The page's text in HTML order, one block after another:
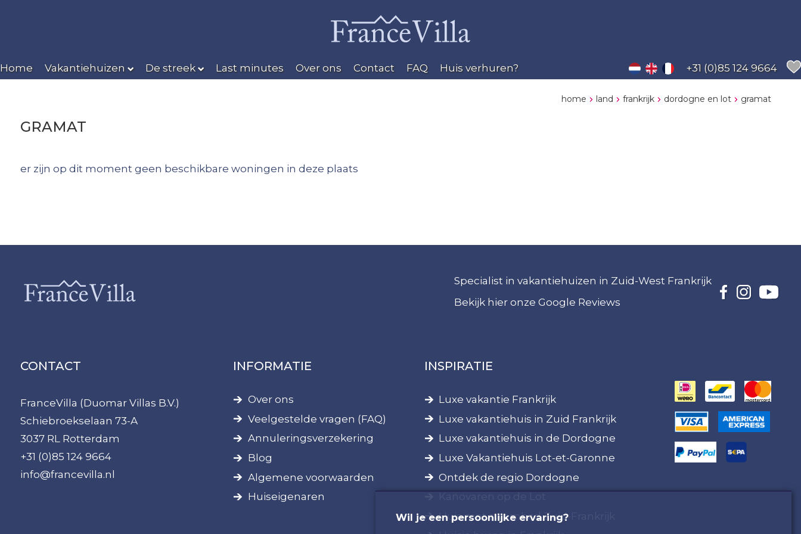
Home Vakantiehuizen De streek Last minutes Over ons Contact FAQ Huis verhuren? +31 (0)85 124 9664
home land frankrijk dordogne en lot gramat
GRAMAT
er zijn op dit moment geen beschikbare woningen in deze plaats
Specialist in vakantiehuizen in Zuid-West Frankrijk
Bekijk hier onze Google Reviews
CONTACT
FranceVilla (Duomar Villas B.V.)
Schiebroekselaan 73-A
3037 RL Rotterdam
+31 (0)85 124 9664
info@francevilla.nl
INFORMATIE
Over ons
Veelgestelde vragen (FAQ)
Annuleringsverzekering
Blog
Algemene voorwaarden
Huiseigenaren
INSPIRATIE
Luxe vakantie Frankrijk
Luxe vakantiehuis in Zuid Frankrijk
Luxe vakantiehuis in de Dordogne
Luxe Vakantiehuis Lot-et-Garonne
Ontdek de regio Dordogne
Huis met zwembad Zuid-Frankrijk
Wil je een persoonlijke ervaring?